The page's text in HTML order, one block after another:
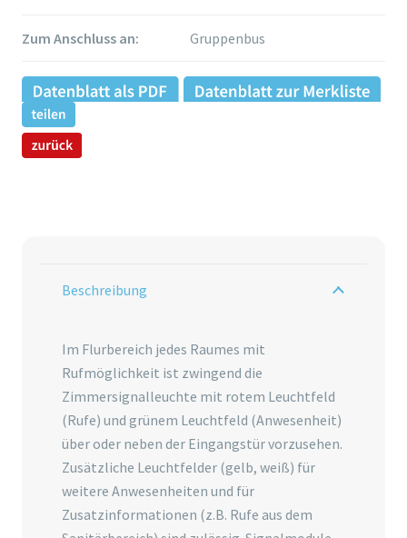
Zum Anschluss an: Gruppenbus
Beschreibung
Im Flurbereich jedes Raumes mit
Rufmöglichkeit ist zwingend die
Zimmersignalleuchte mit rotem Leuchtfeld
(Rufe) und grünem Leuchtfeld (Anwesenheit)
über oder neben der Eingangstür vorzusehen.
Zusätzliche Leuchtfelder (gelb, weiß) für
weitere Anwesenheiten und für
Zusatzinformationen (z.B. Rufe aus dem